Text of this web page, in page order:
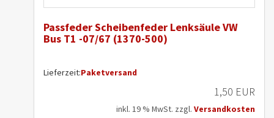
Passfeder Scheibenfeder Lenksäule VW
Bus T1 -07/67 (1370-500)
Lieferzeit:Paketversand
1,50 EUR
inkl. 19 % MwSt. zzgl. Versandkosten